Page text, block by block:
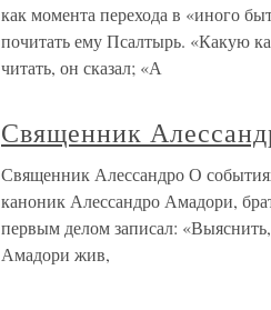
как момента перехода в «иного
почитать ему Псалтырь. «Какую
читать, он сказал; «А
Священник
Священник Алессандро О
каноник Алессандро Амадори,
первым делом записал:
Амадори жив,